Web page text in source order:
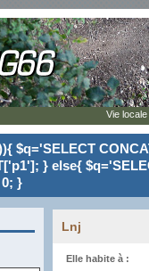
$q='SELECT
} else{
}
Lnj
Elle habite à :
Vie